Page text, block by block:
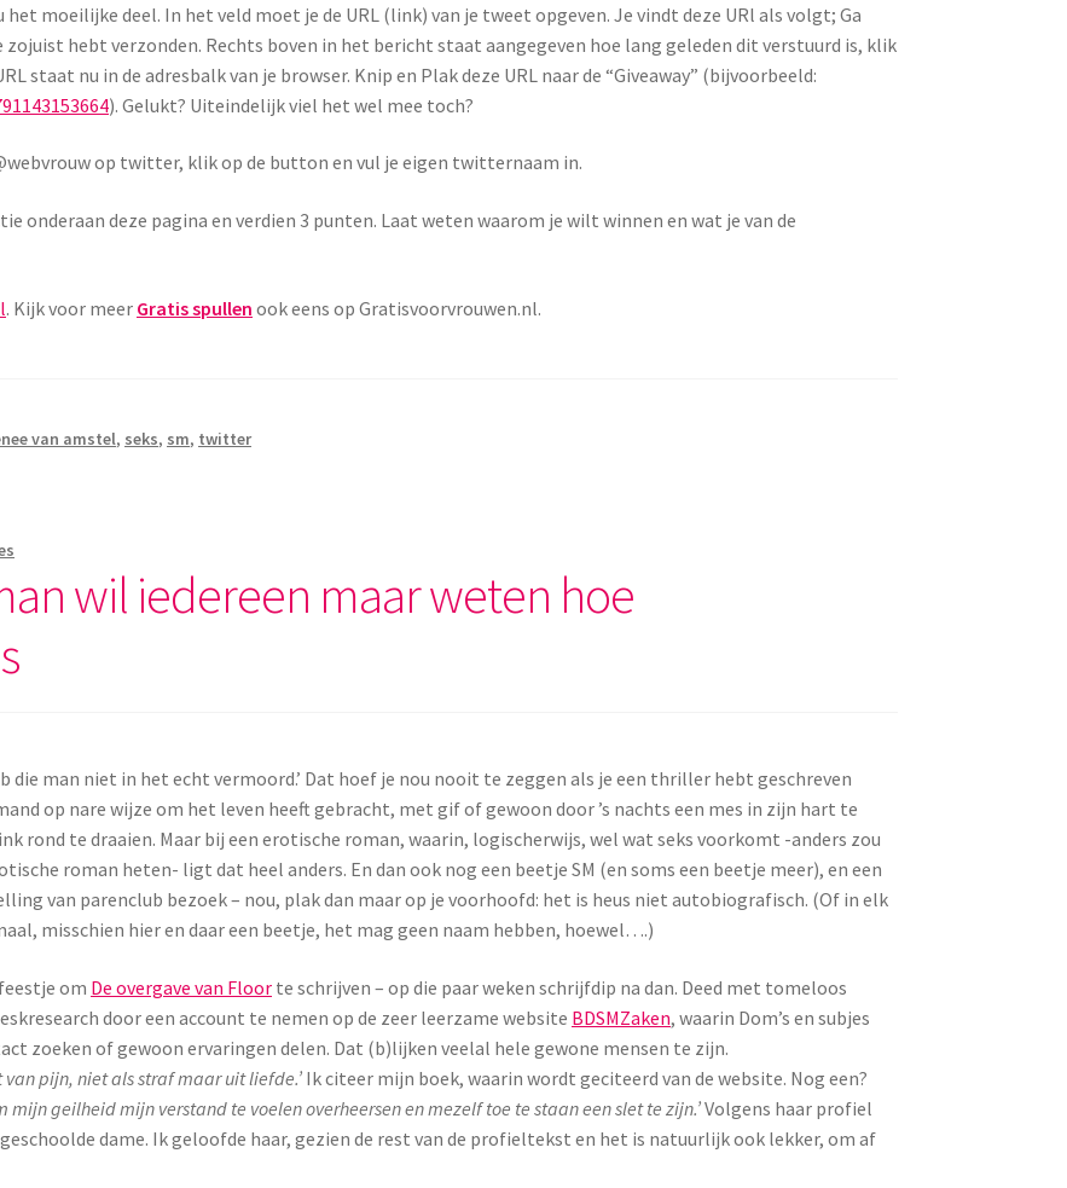
moeilijke deel. In het veld moet je de URL (link) van je tweet opgeven. Je vindt deze URl als volgt; Ga
hebt verzonden. Rechts boven in het bericht staat aangegeven hoe lang geleden dit verstuurd is, klik
staat nu in de adresbalk van je browser. Knip en Plak deze URL naar de “Giveaway” (bijvoorbeeld:
). Gelukt? Uiteindelijk viel het wel mee toch?
op twitter, klik op de button en vul je eigen twitternaam in.
onderaan deze pagina en verdien 3 punten. Laat weten waarom je wilt winnen en wat je van de
. Kijk voor meer Gratis spullen ook eens op Gratisvoorvrouwen.nl.
van amstel, seks, sm, twitter
wil iedereen maar weten hoe
die man niet in het echt vermoord.’ Dat hoef je nou nooit te zeggen als je een thriller hebt geschreven
op nare wijze om het leven heeft gebracht, met gif of gewoon door ’s nachts een mes in zijn hart te
rond te draaien. Maar bij een erotische roman, waarin, logischerwijs, wel wat seks voorkomt -anders zou
roman heten- ligt dat heel anders. En dan ook nog een beetje SM (en soms een beetje meer), en een
van parenclub bezoek – nou, plak dan maar op je voorhoofd: het is heus niet autobiografisch. (Of in elk
misschien hier en daar een beetje, het mag geen naam hebben, hoewel….)
om De overgave van Floor te schrijven – op die paar weken schrijfdip na dan. Deed met tomeloos
door een account te nemen op de zeer leerzame website BDSMZaken, waarin Dom’s en subjes
zoeken of gewoon ervaringen delen. Dat (b)lijken veelal hele gewone mensen te zijn.
van pijn, niet als straf maar uit liefde.’ Ik citeer mijn boek, waarin wordt geciteerd van de website. Nog een?
mijn geilheid mijn verstand te voelen overheersen en mezelf toe te staan een slet te zijn.’Volgens haar profiel
dame. Ik geloofde haar, gezien de rest van de profieltekst en het is natuurlijk ook lekker, om af